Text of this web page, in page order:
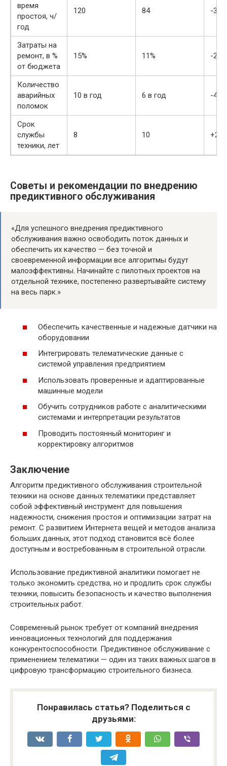
время
простоя, ч/
год
120 84 -30%
Затраты на
ремонт, в %
от бюджета
15% 11% -27%
Количество
аварийных
поломок
10 в год 6 в год -40%
Срок
службы
техники, лет
8 10
Советы и рекомендации по внедрению
предиктивного обслуживания
«Для успешного внедрения предиктивного
обслуживания важно освободить поток данных и
обеспечить их качество — без точной и
своевременной информации все алгоритмы будут
малоэффективны. Начинайте с пилотных проектов на
отдельной технике, постепенно развертывайте систему
на весь парк.»
Обеспечить качественные и надежные датчики на
оборудовании
Интегрировать телематические данные с
системой управления предприятием
Использовать проверенные и адаптированные
машинные модели
Обучить сотрудников работе с аналитическими
системами и интерпретации результатов
Проводить постоянный мониторинг и
корректировку алгоритмов
Заключение
Алгоритм предиктивного обслуживания строительной
техники на основе данных телематики представляет
собой эффективный инструмент для повышения
надежности, снижения простоя и оптимизации затрат на
ремонт. С развитием Интернета вещей и методов анализа
больших данных, этот подход становится всё более
доступным и востребованным в строительной отрасли.
Использование предиктивной аналитики помогает не
только экономить средства, но и продлить срок службы
техники, повысить безопасность и качество выполнения
строительных работ.
Современный рынок требует от компаний внедрения
инновационных технологий для поддержания
конкурентоспособности. Предиктивное обслуживание с
применением телематики — один из таких важных шагов в
цифровую трансформацию строительного бизнеса.
Понравилась статья? Поделиться с
друзьями: